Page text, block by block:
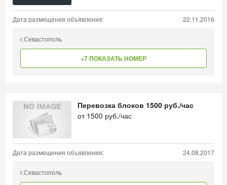
Дата размещения объявления: 22.11.2016
г.Севастополь
+7 ПОКАЗАТЬ НОМЕР
Перевозка блоков 1500 руб./час
от 1500 руб./час
Дата размещения объявления: 24.08.2017
г.Севастополь